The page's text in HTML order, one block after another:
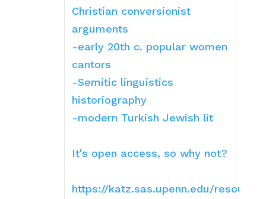
Christian conversionist
arguments
-early 20th c. popular women
cantors
-Semitic linguistics
historiography
-modern Turkish Jewish lit
It's open access, so why not?
https://katz.sas.upenn.edu/